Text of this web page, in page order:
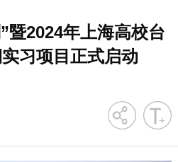
暨2024年上海高校台
习项目正式启动
字号